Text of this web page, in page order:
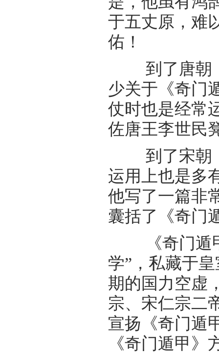
于五丈原，难
佑！
到了唐朝，
少关于《奇门
仗时也是经常
佐唐王李世民
到了宋朝，
运用上也是多
他写了一篇非
囊括了《奇门
《奇门遁甲
学”，私藏于
期的国力空虚
宗、宋仁宗二
宣扬《奇门遁
《奇门遁甲